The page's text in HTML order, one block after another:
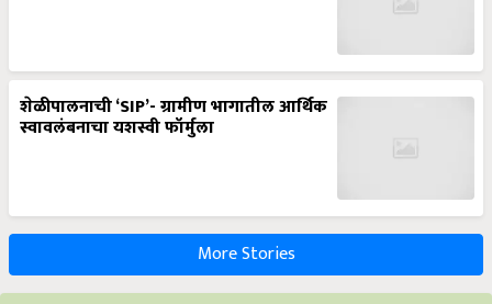
शेळीपालनाची ‘SIP’- ग्रामीण भागातील आर्थिक
स्वावलंबनाचा यशस्वी फॉर्मुला
More Stories